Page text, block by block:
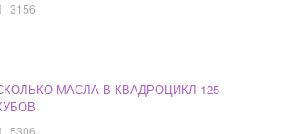
3156
МАСЛА В КВАДРОЦИКЛ 125
5306